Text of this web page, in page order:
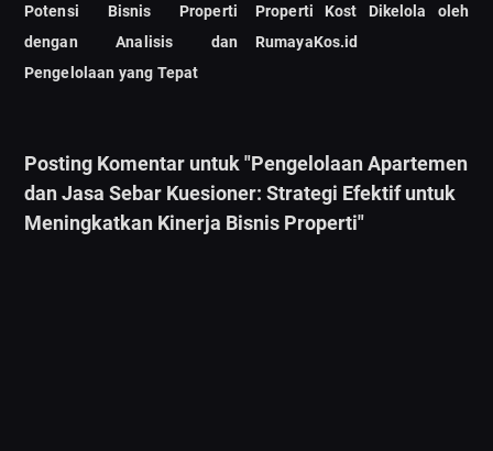
Potensi Bisnis Properti
dengan Analisis dan
Pengelolaan yang Tepat
Properti Kost Dikelola oleh
RumayaKos.id
Posting Komentar untuk "Pengelolaan Apartemen
dan Jasa Sebar Kuesioner: Strategi Efektif untuk
Meningkatkan Kinerja Bisnis Properti"